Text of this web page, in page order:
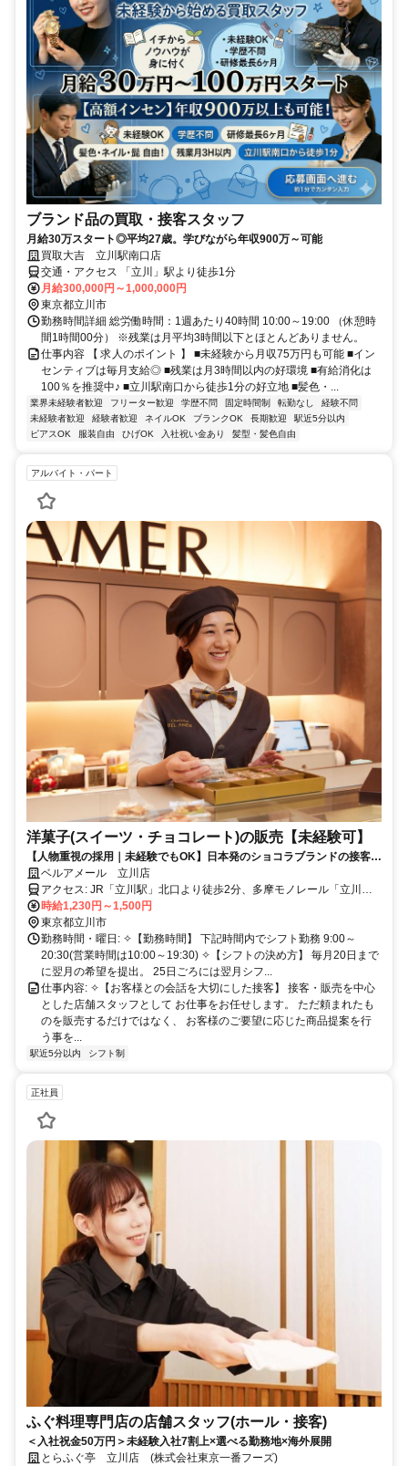
ブランド品の買取・接客スタッフ
月給30万スタート◎平均27歳。学びながら年収900万～可能
買取大吉 立川駅南口店
交通・アクセス 「立川」駅より徒歩1分
月給300,000円～1,000,000円
東京都立川市
勤務時間詳細 総労働時間：1週あたり40時間 10:00～19:00 （休憩時
間1時間00分） ※残業は月平均3時間以下とほとんどありません。
仕事内容 【 求人のポイント 】 ■未経験から月収75万円も可能 ■イン
センティブは毎月支給◎ ■残業は月3時間以内の好環境 ■有給消化は
100％を推奨中♪ ■立川駅南口から徒歩1分の好立地 ■髪色・...
業界未経験者歓迎 フリーター歓迎 学歴不問 固定時間制 転勤なし
経験不問
未経験者歓迎
経験者歓迎 ネイルOK ブランクOK 長期歓迎
駅近5分以内
ピアスOK
服装自由 ひげOK 入社祝い金あり 髪型・髪色自由
アルバイト・パート
洋菓子(スイーツ・チョコレート)の販売【未経験可】
【人物重視の採用｜未経験でもOK】日本発のショコラブランドの接客・
販売ベルアメール 立川店
アクセス: JR「立川駅」北口より徒歩2分、多摩モノレール「立川北
駅」より徒歩1分
時給1,230円～1,500円
東京都立川市
勤務時間・曜日: ✧【勤務時間】 下記時間内でシフト勤務 9:00～
20:30(営業時間は10:00～19:30) ✧【シフトの決め方】 毎月20日まで
に翌月の希望を提出。 25日ごろには翌月シフ...
仕事内容: ✧【お客様との会話を大切にした接客】 接客・販売を中心
とした店舗スタッフとして お仕事をお任せします。 ただ頼まれたも
のを販売するだけではなく、 お客様のご要望に応じた商品提案を行
う事を...
駅近5分以内 シフト制
正社員
ふぐ料理専門店の店舗スタッフ(ホール・接客)
＜入社祝金50万円＞未経験入社7割上×選べる勤務地×海外展開
とらふぐ亭 立川店 (株式会社東京一番フーズ)